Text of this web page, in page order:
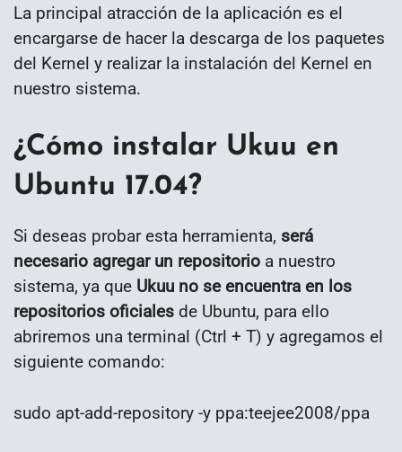
La principal atracción de la aplicación es el
encargarse de hacer la descarga de los paquetes
del Kernel y realizar la instalación del Kernel en
nuestro sistema.
¿Cómo instalar Ukuu en
Ubuntu 17.04?
Si deseas probar esta herramienta, será
necesario agregar un repositorio a nuestro
sistema, ya que Ukuu no se encuentra en los
repositorios oficiales de Ubuntu, para ello
abriremos una terminal (Ctrl + T) y agregamos el
siguiente comando:
sudo apt-add-repository -y ppa:teejee2008/ppa